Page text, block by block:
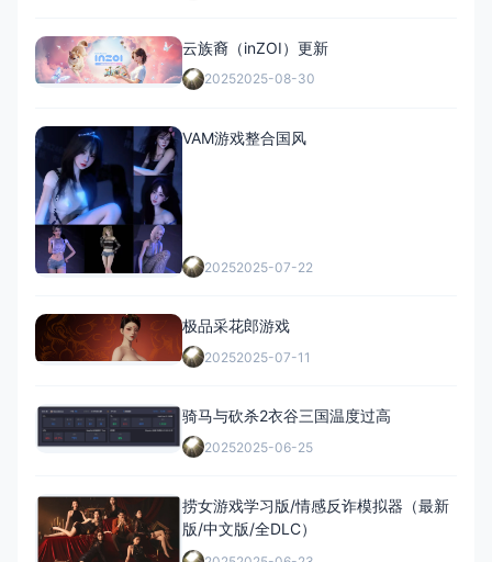
云族裔（inZOI）更新
20252025-08-30
VAM游戏整合国风
20252025-07-22
极品采花郎游戏
20252025-07-11
骑马与砍杀2衣谷三国温度过高
20252025-06-25
捞女游戏学习版/情感反诈模拟器（最新
版/中文版/全DLC）